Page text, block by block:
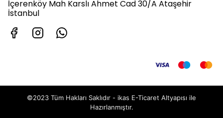
İçerenköy Mah Karslı Ahmet Cad 30/A Ataşehir
İstanbul
©2023 Tüm Hakları Saklıdır - ikas E-Ticaret Altyapısı ile
Hazırlanmıştır.